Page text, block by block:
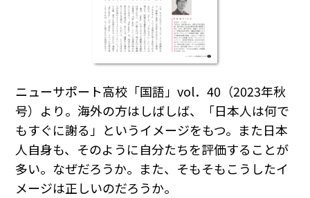
ニューサポート高校「国語」vol．40（2023年秋
号）より。海外の方はしばしば、「日本人は何で
もすぐに謝る」というイメージをもつ。また日本
人自身も、そのように自分たちを評価することが
多い。なぜだろうか。また、そもそもこうしたイ
メージは正しいのだろうか。